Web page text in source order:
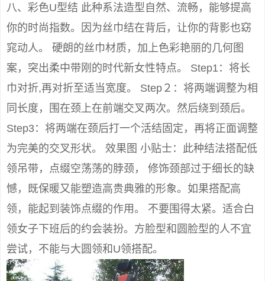
八、彩色U型结 此种系法造型自然、流畅，能够提高
你的时尚指数。因为丝巾结在背后，让你的背影也窈
窕动人。 硬朗的丝巾材质，加上色彩艳丽的几何图
案，突出柔中带刚的时代新女性特点。 Step1：将长
巾对折,再对折至适当宽度。 Step２：将两端调整为相
同长度，围在颈上在前端交叉两次。然后绕到颈后。
Step3：将两端在颈后打一个活结固定，再将正面调整
为完美的交叉形状。 效果图 小贴士：此种结法搭配低
领吊带，点缀空荡荡的脖颈， 修饰颈部过于细长的缺
憾，既保暖又能塑造高贵典雅的形象。如果搭配高
领，能起到装饰点缀的作用。 不要围得太紧。适合白
领女子下班后的约会装扮。方脸型和圆脸型的人不宜
尝试，不能与大圆领和U领搭配。